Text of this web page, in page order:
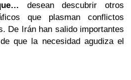
desean descubrir otros
que plasman conflictos
De Irán han salido importantes
que la necesidad agudiza el